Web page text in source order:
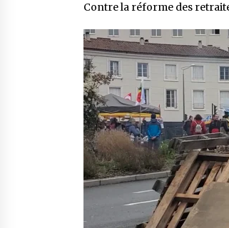
Contre la réforme des